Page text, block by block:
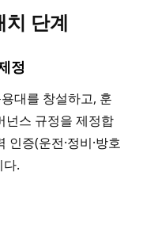
단계
정
대를 창설하고, 훈
넌스 규정을 제정합
인증(운전·정비·방호
다.